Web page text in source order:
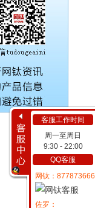
客服工作时间
周一至周日
9:30 - 22:00
QQ客服
网钛：877873666
佐罗：